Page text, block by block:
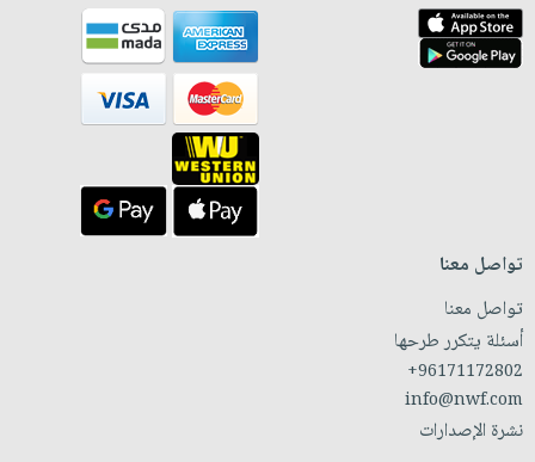
تواصل معنا
تواصل معنا
أسئلة يتكرر طرحها
+96171172802
info@nwf.com
نشرة الإصدارات